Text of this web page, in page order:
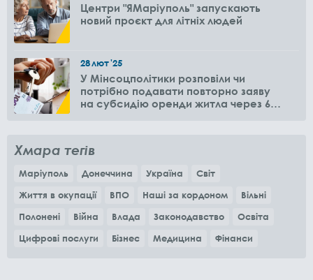
Центри "ЯМаріуполь" запускають
новий проєкт для літніх людей
28лют'25
У Мінсоцполітики розповіли чи
потрібно подавати повторно заяву
на субсидію оренди житла через 6
Хмара тегів
Маріуполь Донеччина Україна
Світ
Життя в окупації
ВПО Наші за кордоном
Вільні
Полонені
Війна Влада Законодавство
Освіта
Цифрові послуги
Бізнес Медицина Фінанси